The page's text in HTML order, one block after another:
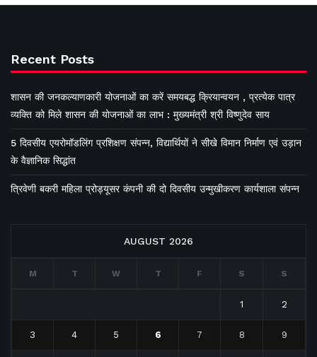
Recent Posts
शासन की जनकल्याणकारी योजनाओं का करें समयबद्ध क्रियान्वयन , प्रत्येक पात्र
व्यक्ति को मिले शासन की योजनाओं का लाभ : मुख्यमंत्री श्री विष्णुदेव साय
5 दिवसीय एयरोमॉडलिंग प्रशिक्षण संपन्न, विद्यार्थियों ने सीखे विमान निर्माण एवं उड़ान
के वैज्ञानिक सिद्धांत
त्रिवेणी बकरी महिला प्रोड्यूसर कंपनी की दो दिवसीय उन्मुखीकरण कार्यशाला संपन्न
AUGUST 2026
M T W T F S S
1 2
3 4 5 6 7 8 9